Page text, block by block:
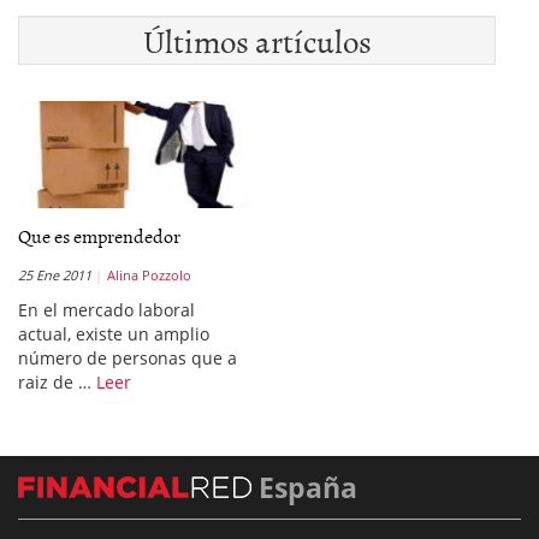
Últimos artículos
Que es emprendedor
25 Ene 2011 Alina Pozzolo
En el mercado laboral
actual, existe un amplio
número de personas que a
raiz de … Leer
España